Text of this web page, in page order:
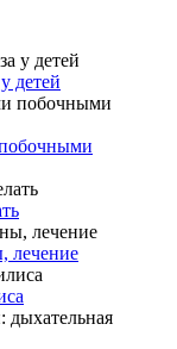
детей
лечение